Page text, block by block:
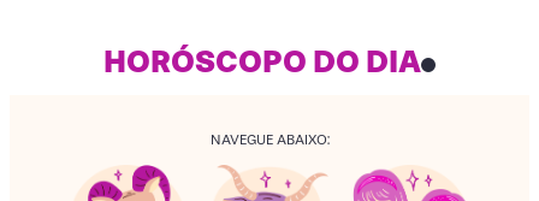
HORÓSCOPO DO DIA
NAVEGUE ABAIXO: